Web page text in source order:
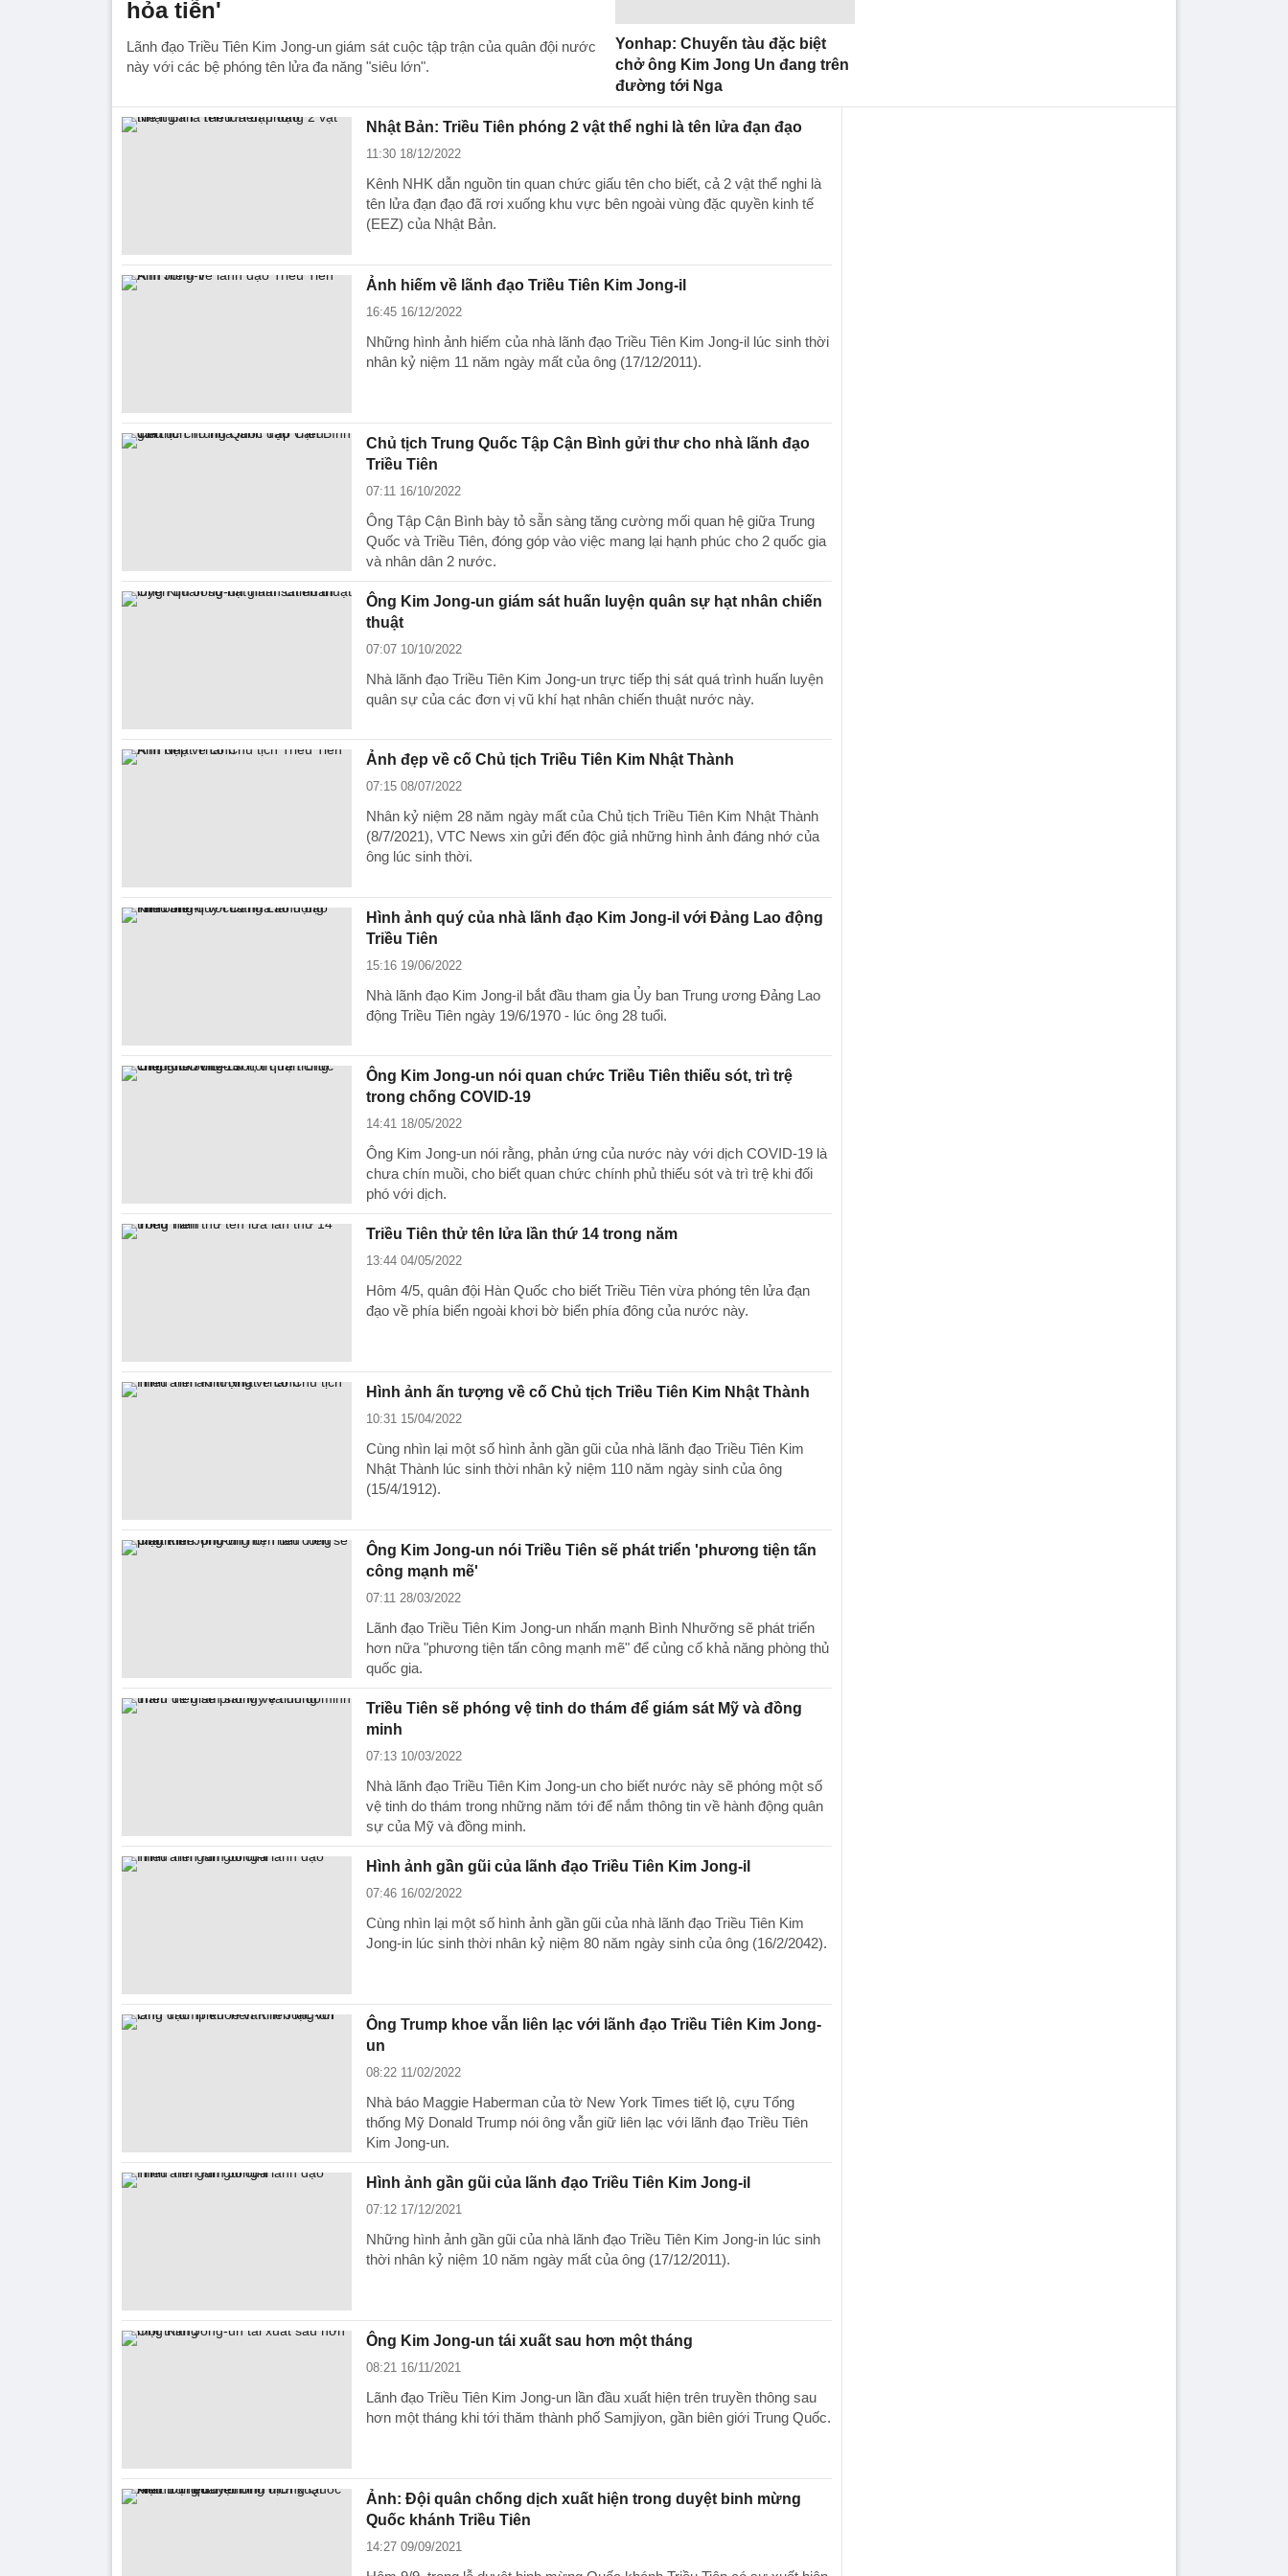
hỏa tiễn'
Lãnh đạo Triều Tiên Kim Jong-un giám sát cuộc tập trận của quân đội nước
này với các bệ phóng tên lửa đa năng "siêu lớn".
Yonhap: Chuyến tàu đặc biệt
chở ông Kim Jong Un đang trên
đường tới Nga
Nhật Bản: Triều Tiên phóng 2 vật thể nghi là tên lửa đạn đạo
11:30 18/12/2022
Kênh NHK dẫn nguồn tin quan chức giấu tên cho biết, cả 2 vật thể nghi là
tên lửa đạn đạo đã rơi xuống khu vực bên ngoài vùng đặc quyền kinh tế
(EEZ) của Nhật Bản.
Ảnh hiếm về lãnh đạo Triều Tiên Kim Jong-il
16:45 16/12/2022
Những hình ảnh hiếm của nhà lãnh đạo Triều Tiên Kim Jong-il lúc sinh thời
nhân kỷ niệm 11 năm ngày mất của ông (17/12/2011).
Chủ tịch Trung Quốc Tập Cận Bình gửi thư cho nhà lãnh đạo
Triều Tiên
07:11 16/10/2022
Ông Tập Cận Bình bày tỏ sẵn sàng tăng cường mối quan hệ giữa Trung
Quốc và Triều Tiên, đóng góp vào việc mang lại hạnh phúc cho 2 quốc gia
và nhân dân 2 nước.
Ông Kim Jong-un giám sát huấn luyện quân sự hạt nhân chiến
thuật
07:07 10/10/2022
Nhà lãnh đạo Triều Tiên Kim Jong-un trực tiếp thị sát quá trình huấn luyện
quân sự của các đơn vị vũ khí hạt nhân chiến thuật nước này.
Ảnh đẹp về cố Chủ tịch Triều Tiên Kim Nhật Thành
07:15 08/07/2022
Nhân kỷ niệm 28 năm ngày mất của Chủ tịch Triều Tiên Kim Nhật Thành
(8/7/2021), VTC News xin gửi đến độc giả những hình ảnh đáng nhớ của
ông lúc sinh thời.
Hình ảnh quý của nhà lãnh đạo Kim Jong-il với Đảng Lao động
Triều Tiên
15:16 19/06/2022
Nhà lãnh đạo Kim Jong-il bắt đầu tham gia Ủy ban Trung ương Đảng Lao
động Triều Tiên ngày 19/6/1970 - lúc ông 28 tuổi.
Ông Kim Jong-un nói quan chức Triều Tiên thiếu sót, trì trệ
trong chống COVID-19
14:41 18/05/2022
Ông Kim Jong-un nói rằng, phản ứng của nước này với dịch COVID-19 là
chưa chín muồi, cho biết quan chức chính phủ thiếu sót và trì trệ khi đối
phó với dịch.
Triều Tiên thử tên lửa lần thứ 14 trong năm
13:44 04/05/2022
Hôm 4/5, quân đội Hàn Quốc cho biết Triều Tiên vừa phóng tên lửa đạn
đạo về phía biển ngoài khơi bờ biển phía đông của nước này.
Hình ảnh ấn tượng về cố Chủ tịch Triều Tiên Kim Nhật Thành
10:31 15/04/2022
Cùng nhìn lại một số hình ảnh gần gũi của nhà lãnh đạo Triều Tiên Kim
Nhật Thành lúc sinh thời nhân kỷ niệm 110 năm ngày sinh của ông
(15/4/1912).
Ông Kim Jong-un nói Triều Tiên sẽ phát triển 'phương tiện tấn
công mạnh mẽ'
07:11 28/03/2022
Lãnh đạo Triều Tiên Kim Jong-un nhấn mạnh Bình Nhưỡng sẽ phát triển
hơn nữa "phương tiện tấn công mạnh mẽ" để củng cố khả năng phòng thủ
quốc gia.
Triều Tiên sẽ phóng vệ tinh do thám để giám sát Mỹ và đồng
minh
07:13 10/03/2022
Nhà lãnh đạo Triều Tiên Kim Jong-un cho biết nước này sẽ phóng một số
vệ tinh do thám trong những năm tới để nắm thông tin về hành động quân
sự của Mỹ và đồng minh.
Hình ảnh gần gũi của lãnh đạo Triều Tiên Kim Jong-il
07:46 16/02/2022
Cùng nhìn lại một số hình ảnh gần gũi của nhà lãnh đạo Triều Tiên Kim
Jong-in lúc sinh thời nhân kỷ niệm 80 năm ngày sinh của ông (16/2/2042).
Ông Trump khoe vẫn liên lạc với lãnh đạo Triều Tiên Kim Jong-
un
08:22 11/02/2022
Nhà báo Maggie Haberman của tờ New York Times tiết lộ, cựu Tổng
thống Mỹ Donald Trump nói ông vẫn giữ liên lạc với lãnh đạo Triều Tiên
Kim Jong-un.
Hình ảnh gần gũi của lãnh đạo Triều Tiên Kim Jong-il
07:12 17/12/2021
Những hình ảnh gần gũi của nhà lãnh đạo Triều Tiên Kim Jong-in lúc sinh
thời nhân kỷ niệm 10 năm ngày mất của ông (17/12/2011).
Ông Kim Jong-un tái xuất sau hơn một tháng
08:21 16/11/2021
Lãnh đạo Triều Tiên Kim Jong-un lần đầu xuất hiện trên truyền thông sau
hơn một tháng khi tới thăm thành phố Samjiyon, gần biên giới Trung Quốc.
Ảnh: Đội quân chống dịch xuất hiện trong duyệt binh mừng
Quốc khánh Triều Tiên
14:27 09/09/2021